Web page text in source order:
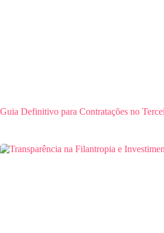
Guia Definitivo para Contratações no